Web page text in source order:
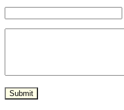
Submit